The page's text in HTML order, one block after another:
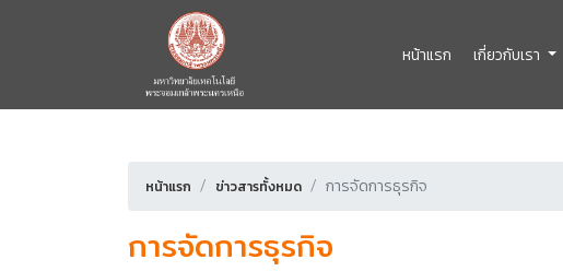
หน้าแรก เกี่ยวกับเรา
หน้าแรก ข่าวสารทั้งหมด การจัดการธุรกิจ
การจัดการธุรกิจ